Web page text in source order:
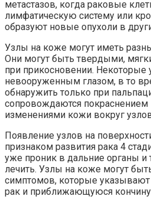
метастазов, когда раковые
лимфатическую систему или
образуют новые опухоли в
Узлы на коже могут иметь
Они могут быть твердыми,
при прикосновении.
невооруженным глазом, в то
обнаружить только при
сопровождаются покраснением
изменениями кожи вокруг
Появление узлов на
признаком развития рака 4
уже проник в дальние органы и
лечить. Узлы на коже могут
симптомов, которые
рак и приближающуюся